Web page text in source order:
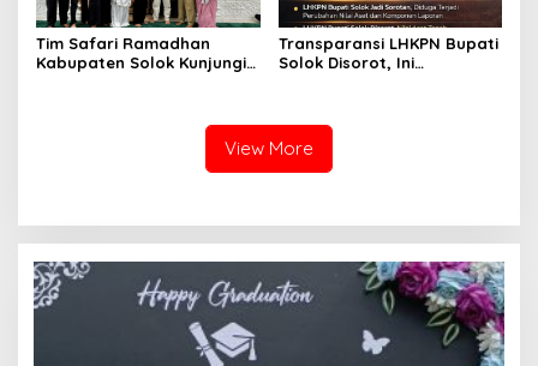
Tim Safari Ramadhan
Kabupaten Solok Kunjungi
Transparansi LHKPN Bupati
Solok Disorot, Ini
View More